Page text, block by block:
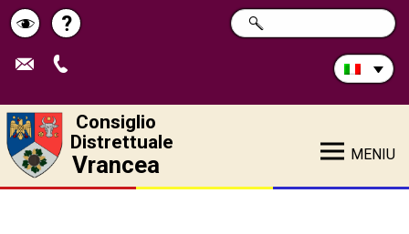
Schimbă
contrastul
Pagina
de
?
Cerca
nel
RICERCA
Consiglio
Distrettuale
Vrancea MENIU